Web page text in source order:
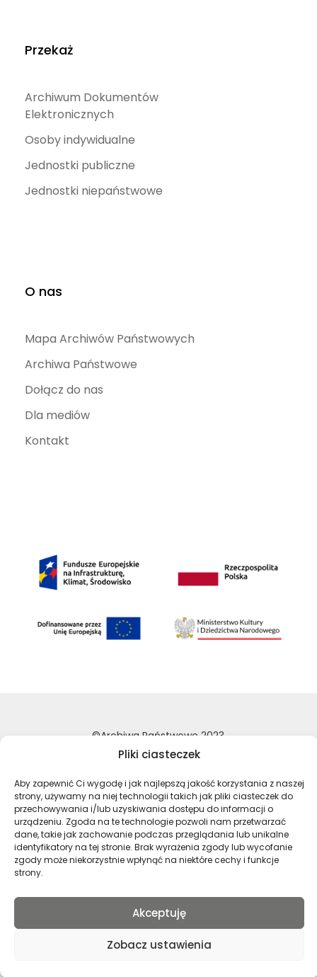
Pliki ciasteczek
Aby zapewnić Ci wygodę i jak najlepszą jakość korzystania z naszej
strony, używamy na niej technologii takich jak pliki ciasteczek do
przechowywania i/lub uzyskiwania dostępu do informacji o
urządzeniu. Zgoda na te technologie pozwoli nam przetwarzać
dane, takie jak zachowanie podczas przeglądania lub unikalne
identyfikatory na tej stronie. Brak wyrażenia zgody lub wycofanie
zgody może niekorzystnie wpłynąć na niektóre cechy i funkcje
strony.
Akceptuję
Zobacz ustawienia
Przekaż
Archiwum Dokumentów
Elektronicznych
Osoby indywidualne
Jednostki publiczne
Jednostki niepaństwowe
O nas
Mapa Archiwów Państwowych
Archiwa Państwowe
Dołącz do nas
Dla mediów
Kontakt
©Archiwa Państwowe 2023
Wykonanie:nFinity.pl
Deklaracja dostępności
Polityka prywatności
Mapa strony
Profil Archiwa Państwowe w
Profil Archiwa Państwowe
Profil Archiwa
Profil Archiwa
Polski